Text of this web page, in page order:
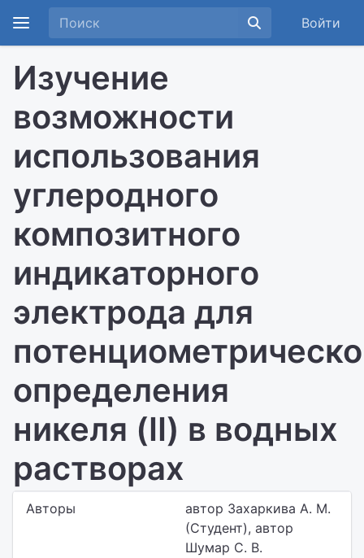
Войти
Изучение
возможности
использования
углеродного
композитного
индикаторного
электрода для
определения
никеля (II) в водных
растворах
Авторы
автор Захаркива А. М.
(Студент), автор
Шумар С. В.